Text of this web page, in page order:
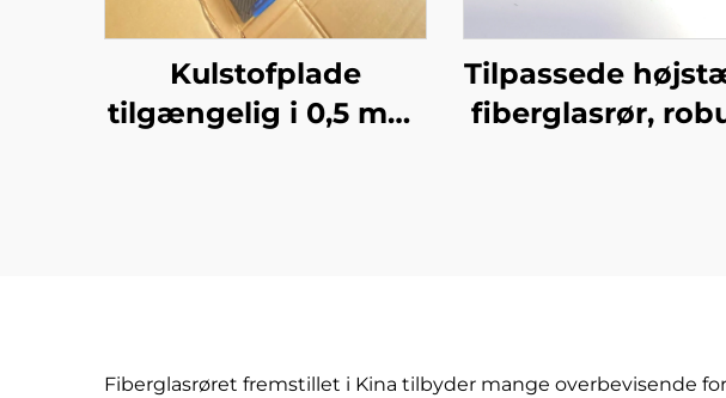
Kulstofplade
tilgængelig i 0,5 mm,
Tilpassede
fiberglasrør,
Fiberglasrøret fremstillet i Kina tilbyder mange overbevisende